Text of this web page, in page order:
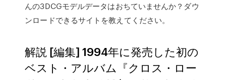
んの3DCGモデルデータはおちていませんか？ダウ
ンロードできるサイトを教えてください。
解説 [編集] 1994年に発売した初の
ベスト・アルバム『クロス・ロー